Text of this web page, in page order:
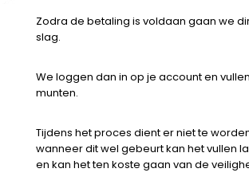
Zodra de betaling is voldaan gaan we
slag.
We loggen dan in op je account en
munten.
Tijdens het proces dient er niet te
wanneer dit wel gebeurt kan het vullen
en kan het ten koste gaan van de